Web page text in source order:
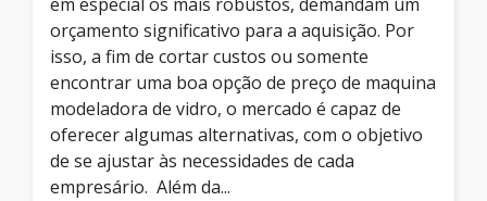
orçamento significativo para a aquisição. Por
isso, a fim de cortar custos ou somente
encontrar uma boa opção de preço de maquina
modeladora de vidro, o mercado é capaz de
oferecer algumas alternativas, com o objetivo
de se ajustar às necessidades de cada
empresário. Além da...